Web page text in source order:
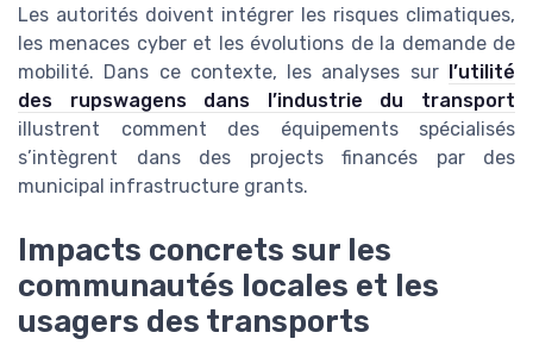
Les autorités doivent intégrer les risques climatiques,
les menaces cyber et les évolutions de la demande de
mobilité. Dans ce contexte, les analyses sur l’utilité
des rupswagens dans l’industrie du transport
illustrent comment des équipements spécialisés
s’intègrent dans des projects financés par des
municipal infrastructure grants.
Impacts concrets sur les
communautés locales et les
usagers des transports